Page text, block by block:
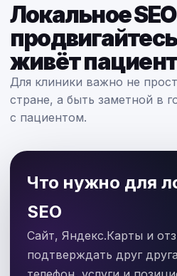
Локальное
живёт
Для клиники важно не
стране, а быть заметной в
с пациентом.
Что нужно для
SEO
Сайт, Яндекс.Карты и
подтверждать друг